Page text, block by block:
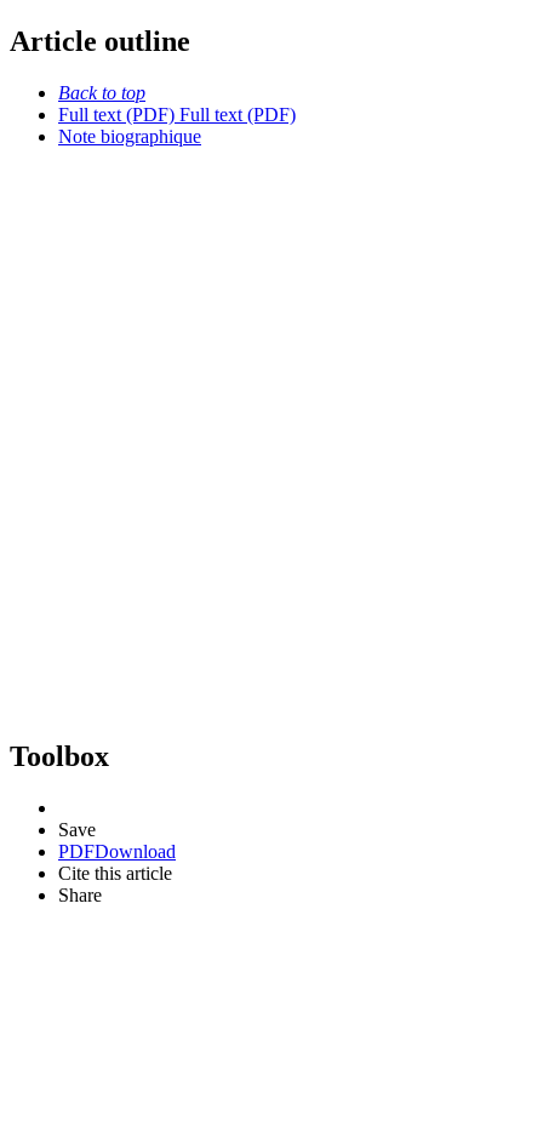
Article outline
Back to top
Full text (PDF) Full text (PDF)
Note biographique
Toolbox
Save
PDFDownload
Cite this article
Share